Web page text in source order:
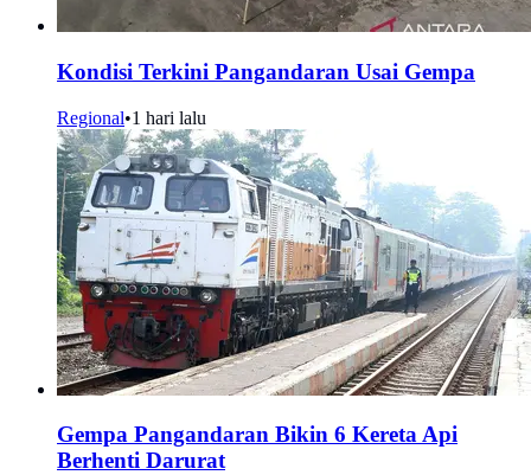
Kondisi Terkini Pangandaran Usai Gempa
Regional•1 hari lalu
Gempa Pangandaran Bikin 6 Kereta Api
Berhenti Darurat